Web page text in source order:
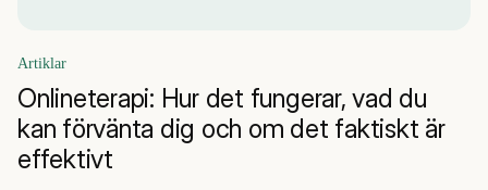
Artiklar
Onlineterapi: Hur det fungerar, vad du
kan förvänta dig och om det faktiskt är
effektivt